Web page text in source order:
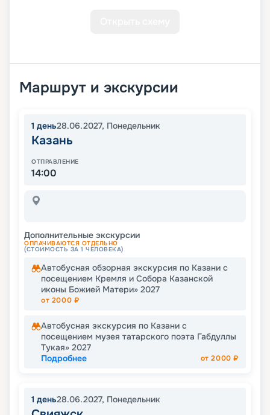
Маршрут и экскурсии
1 день28.06.2027, Понедельник
Казань
ОТПРАВЛЕНИЕ
14:00
Дополнительные экскурсии
ОПЛАЧИВАЮТСЯ ОТДЕЛЬНО
(СТОИМОСТЬ ЗА 1 ЧЕЛОВЕКА)
Автобусная обзорная экскурсия по Казани с
посещением Кремля и Собора Казанской
иконы Божией Матери» 2027
от 2000 ₽
Автобусная экскурсия по Казани с
посещением музея татарского поэта Габдуллы
Тукая» 2027
Подробнее
от2000 ₽
1 день28.06.2027, Понедельник